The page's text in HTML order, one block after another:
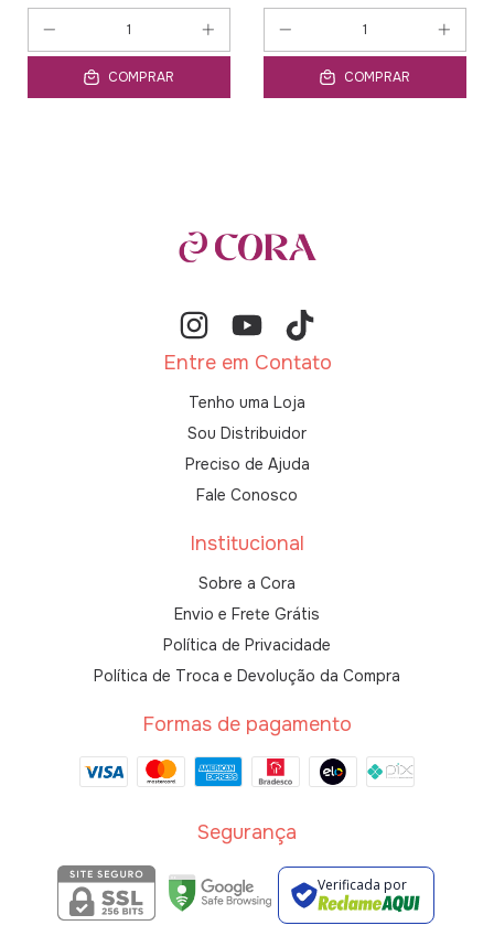
COMPRAR COMPRAR
Entre em Contato
Tenho uma Loja
Sou Distribuidor
Preciso de Ajuda
Fale Conosco
Institucional
Sobre a Cora
Envio e Frete Grátis
Política de Privacidade
Política de Troca e Devolução da Compra
Formas de pagamento
Segurança
Verificada por